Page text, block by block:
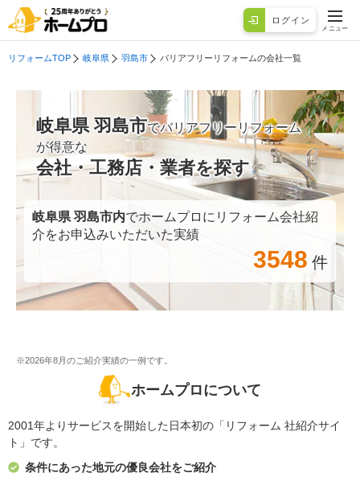
ログイン
メニュー
リフォームTOP 岐阜県 羽島市 バリアフリーリフォームの会社一覧
岐阜県 羽島市でバリアフリーリフォーム
が得意な
会社・工務店・業者を探す
岐阜県 羽島市内でホームプロにリフォーム会社紹
介をお申込みいただいた実績
3548 件
※2026年8月のご紹介実績の一例です。
ホームプロについて
2001年よりサービスを開始した日本初の「リフォーム 社紹介サイ
ト」です。
条件にあった地元の優良会社をご紹介